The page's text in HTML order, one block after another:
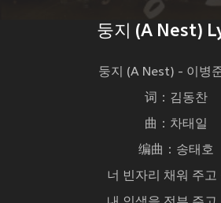
둥지 (A Nest)
둥지 (A Nest) - 이병
词：김동찬
曲：차태일
编曲：송태호
너 빈자리 채워 주고